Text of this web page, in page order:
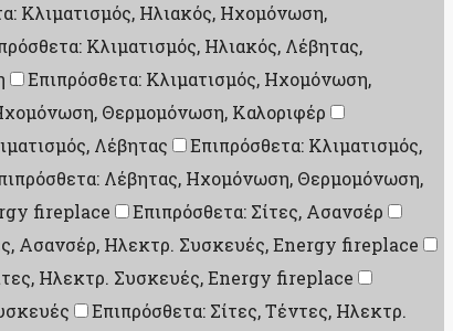
Κλιματισμός, Ηλιακός, Ηχομόνωση,
Κλιματισμός, Ηλιακός, Λέβητας,
Επιπρόσθετα: Κλιματισμός, Ηχομόνωση,
Θερμομόνωση, Καλοριφέρ
Λέβητας
Επιπρόσθετα: Κλιματισμός,
Λέβητας, Ηχομόνωση, Θερμομόνωση,
fireplace
Επιπρόσθετα: Σίτες, Ασανσέρ
Ασανσέρ, Ηλεκτρ. Συσκευές, Energy fireplace
Ηλεκτρ. Συσκευές, Energy fireplace
Επιπρόσθετα: Σίτες, Τέντες, Ηλεκτρ.